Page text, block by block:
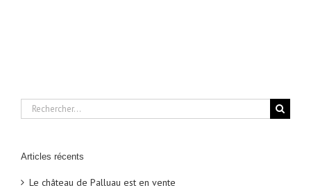
Rechercher:
Articles récents
Le château de Palluau est en vente